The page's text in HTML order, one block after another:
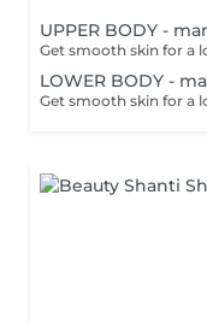
UPPER BODY -
LOWER BODY -